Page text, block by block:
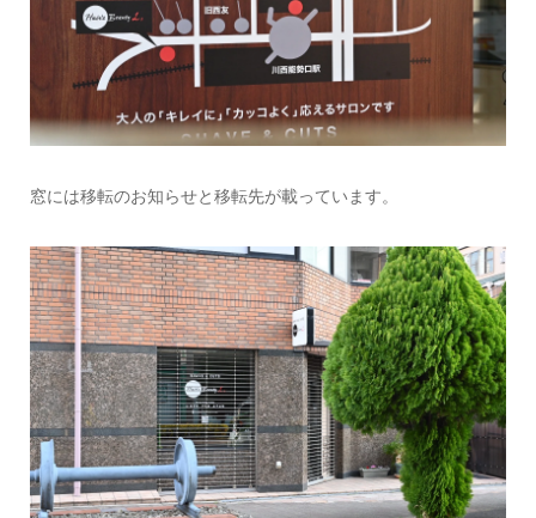
窓には移転のお知らせと移転先が載っています。